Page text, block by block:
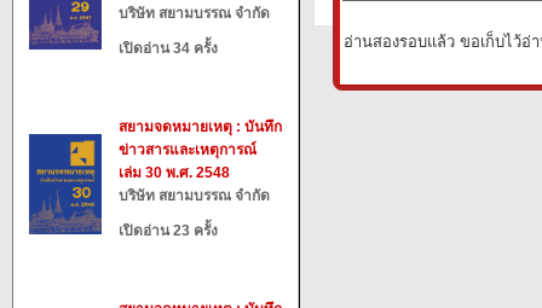
บริษัท สยามบรรณ จำกัด
เปิดอ่าน 34 ครั้ง
สยามจดหมายเหตุ : บันทึก
ข่าวสารและเหตุการณ์
เล่ม 30 พ.ศ. 2548
บริษัท สยามบรรณ จำกัด
เปิดอ่าน 23 ครั้ง
อ่านสองรอบแล้ว ขอเก็บไว้